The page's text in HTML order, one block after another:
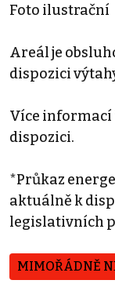
Foto ilustrační
Areál je
dispozici
Více informací
dispozici.
*Průkaz
aktuálně k
legislativních
MIMOŘÁDNĚ